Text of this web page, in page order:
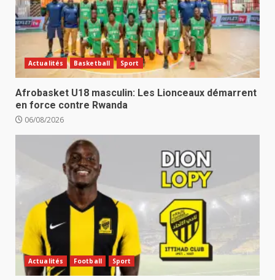
Actualités Basketball Sport
Afrobasket U18 masculin: Les Lionceaux démarrent
en force contre Rwanda
06/08/2026
Actualités Football Sport